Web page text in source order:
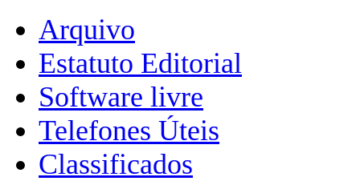
Arquivo
Estatuto Editorial
Software livre
Telefones Úteis
Classificados